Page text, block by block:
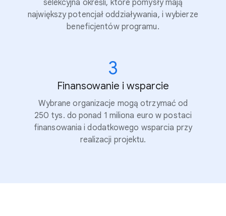
selekcyjna określi, które pomysły mają
największy potencjał oddziaływania, i wybierze
beneficjentów programu.
3
Finansowanie i wsparcie
Wybrane organizacje mogą otrzymać od
250 tys. do ponad 1 miliona euro w postaci
finansowania i dodatkowego wsparcia przy
realizacji projektu.